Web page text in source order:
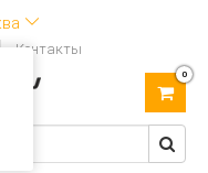
Контакты
0